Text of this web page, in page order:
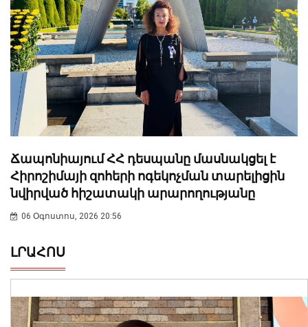
Ճապոնիայում ՀՀ դեսպանը մասնակցել է
Հիրոշիմայի զոհերի ոգեկոչման տարելիցին
նվիրված հիշատակի արարողությանը
06 Օգոստոս, 2026 20:56
ԼՐԱՀՈՍ